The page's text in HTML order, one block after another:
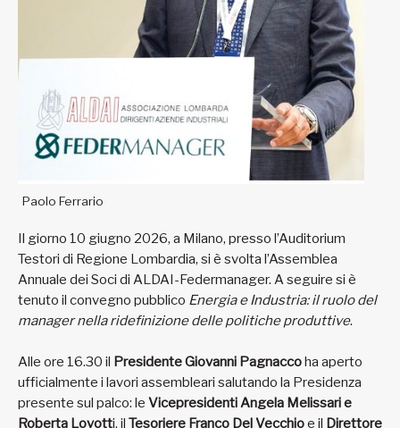
Paolo Ferrario
Il giorno 10 giugno 2026, a Milano, presso l’Auditorium
Testori di Regione Lombardia, si è svolta l’Assemblea
Annuale dei Soci di ALDAI-Federmanager. A seguire si è
tenuto il convegno pubblico Energia e Industria: il ruolo del
manager nella ridefinizione delle politiche produttive.
Alle ore 16.30 il Presidente Giovanni Pagnaccoha aperto
ufficialmente i lavori assembleari salutando la Presidenza
presente sul palco: le Vicepresidenti Angela Melissarie
Roberta Lovotti, il Tesoriere Franco Del Vecchioe il Direttore